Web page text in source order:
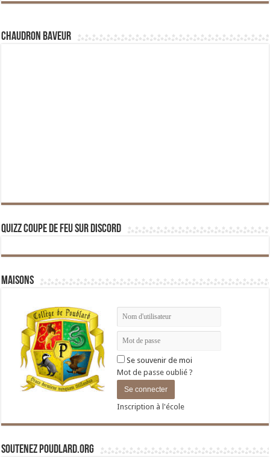
Chaudron Baveur
Quizz Coupe de Feu sur Discord
Maisons
Se souvenir de moi
Mot de passe oublié ?
Inscription à l'école
Soutenez Poudlard.org